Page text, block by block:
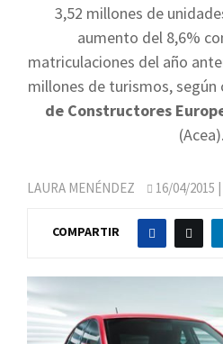
3,52 millones de
aumento del 8,6%
matriculaciones del año
millones de turismos, según
de Constructores
(Acea).
LAURA MENÉNDEZ 16/04/2015 |
COMPARTIR